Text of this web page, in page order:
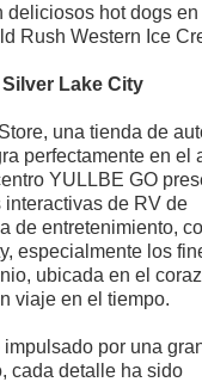
deliciosos hot dogs
Rush Western Ice
Lake City
una tienda de
perfectamente en el
YULLBE GO
de RV de
de entretenimiento,
especialmente los
ubicada en el
viaje en el tiempo.
por una
cada detalle ha sido